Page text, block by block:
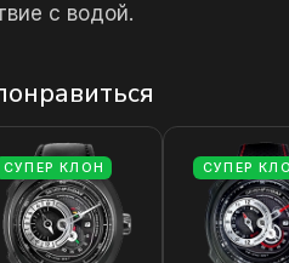
с водой.
СУПЕР КЛОН СУПЕР